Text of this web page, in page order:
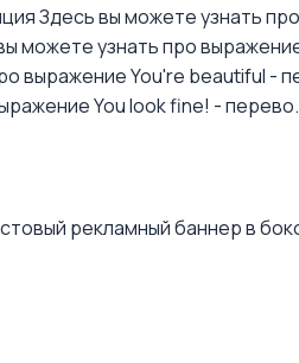
Здесь вы можете узнать
можете узнать про
выражение You're beautiful -
You look fine! -